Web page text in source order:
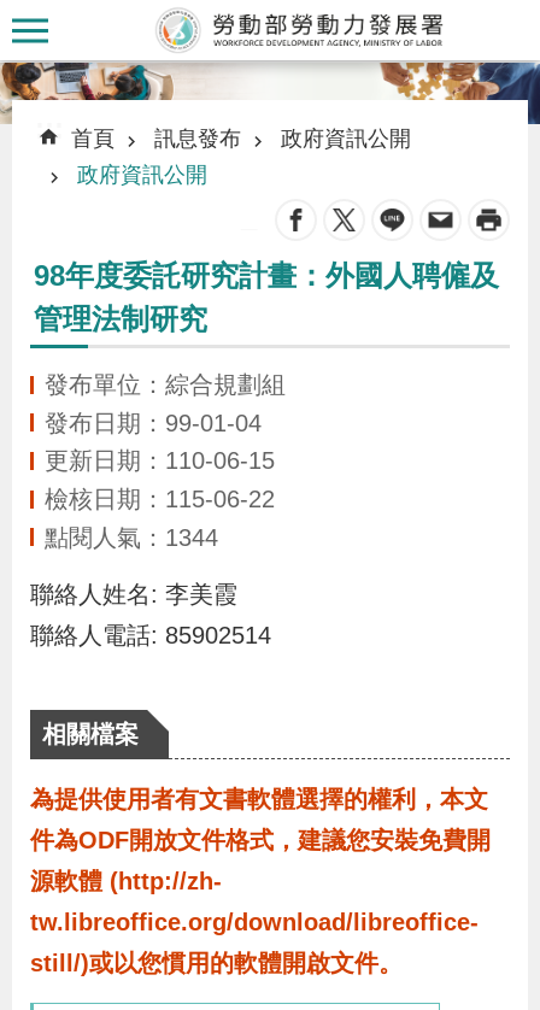
跳到主要內容區塊
識
本
息
發
布
為
務
業
務
專
區
:::
::: 首頁 訊息發布
政府資訊公開
政府資訊公開
98年度委託研究計畫：外國人聘僱及
管理法制研究
發布單位：綜合規劃組
發布日期：99-01-04
更新日期：110-06-15
檢核日期：115-06-22
點閱人氣：1344
聯絡人姓名: 李美霞
聯絡人電話: 85902514
相關檔案
為提供使用者有文書軟體選擇的權利，本文
件為ODF開放文件格式，建議您安裝免費開
源軟體 (http://zh-
tw.libreoffice.org/download/libreoffice-
still/)或以您慣用的軟體開啟文件。